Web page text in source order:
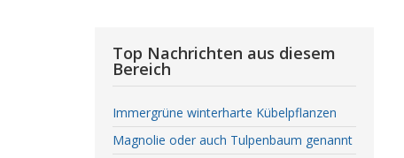
Top Nachrichten aus diesem
Bereich
Immergrüne winterharte Kübelpflanzen
Magnolie oder auch Tulpenbaum genannt